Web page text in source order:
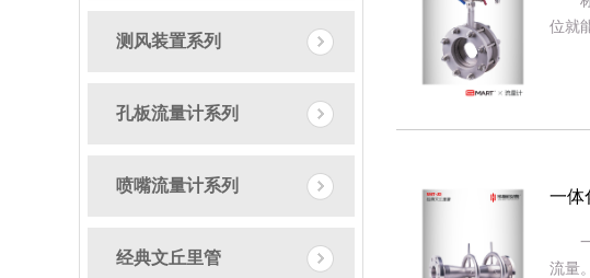
位就
一体
流量
测风装置系列
孔板流量计系列
喷嘴流量计系列
经典文丘里管